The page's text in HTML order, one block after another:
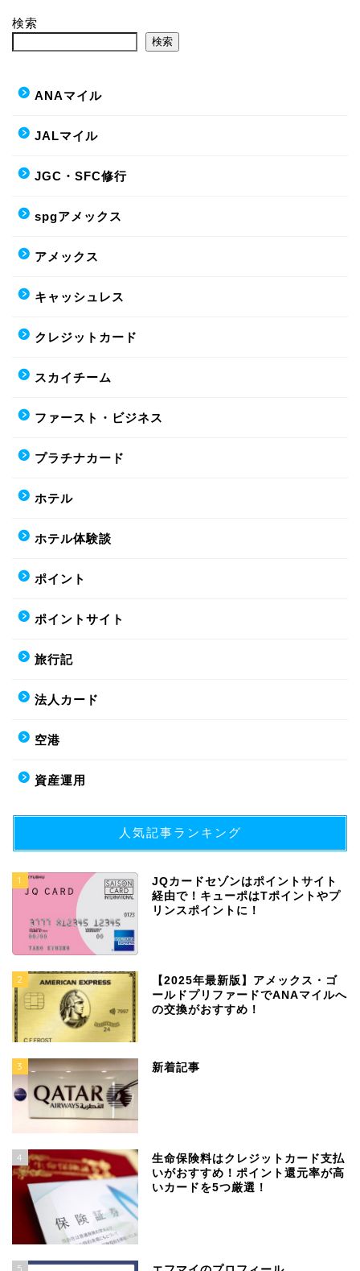
検索
検索
ANAマイル
JALマイル
JGC・SFC修行
spgアメックス
アメックス
キャッシュレス
クレジットカード
スカイチーム
ファースト・ビジネス
プラチナカード
ホテル
ホテル体験談
ポイント
ポイントサイト
旅行記
法人カード
空港
資産運用
人気記事ランキング
1
JQカードセゾンはポイントサイト
経由で！キューポはTポイントやプ
リンスポイントに！
2
【2025年最新版】アメックス・ゴ
ールドプリファードでANAマイルへ
の交換がおすすめ！
3 新着記事
4
生命保険料はクレジットカード支払
いがおすすめ！ポイント還元率が高
いカードを5つ厳選！
5